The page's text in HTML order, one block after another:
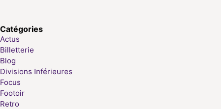
Catégories
Actus
Billetterie
Blog
Divisions Inférieures
Focus
Footoir
Retro